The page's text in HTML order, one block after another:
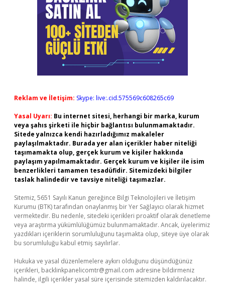
Reklam ve İletişim: Skype: live:.cid.575569c608265c69
Yasal Uyarı: Bu internet sitesi, herhangi bir marka, kurum
veya şahıs şirketi ile hiçbir bağlantısı bulunmamaktadır.
Sitede yalnızca kendi hazırladığımız makaleler
paylaşılmaktadır. Burada yer alan içerikler haber niteliği
taşımamakta olup, gerçek kurum ve kişiler hakkında
paylaşım yapılmamaktadır. Gerçek kurum ve kişiler ile isim
benzerlikleri tamamen tesadüfidir. Sitemizdeki bilgiler
taslak halindedir ve tavsiye niteliği taşımazlar.
Sitemiz, 5651 Sayılı Kanun gereğince Bilgi Teknolojileri ve İletişim
Kurumu (BTK) tarafından onaylanmış bir Yer Sağlayıcı olarak hizmet
vermektedir. Bu nedenle, sitedeki içerikleri proaktif olarak denetleme
veya araştırma yükümlülüğümüz bulunmamaktadır. Ancak, üyelerimiz
yazdıkları içeriklerin sorumluluğunu taşımakta olup, siteye üye olarak
bu sorumluluğu kabul etmiş sayılırlar.
Hukuka ve yasal düzenlemelere aykırı olduğunu düşündüğünüz
içerikleri, backlinkpanelicomtr@gmail.com adresine bildirmeniz
halinde, ilgili içerikler yasal süre içerisinde sitemizden kaldırılacaktır.